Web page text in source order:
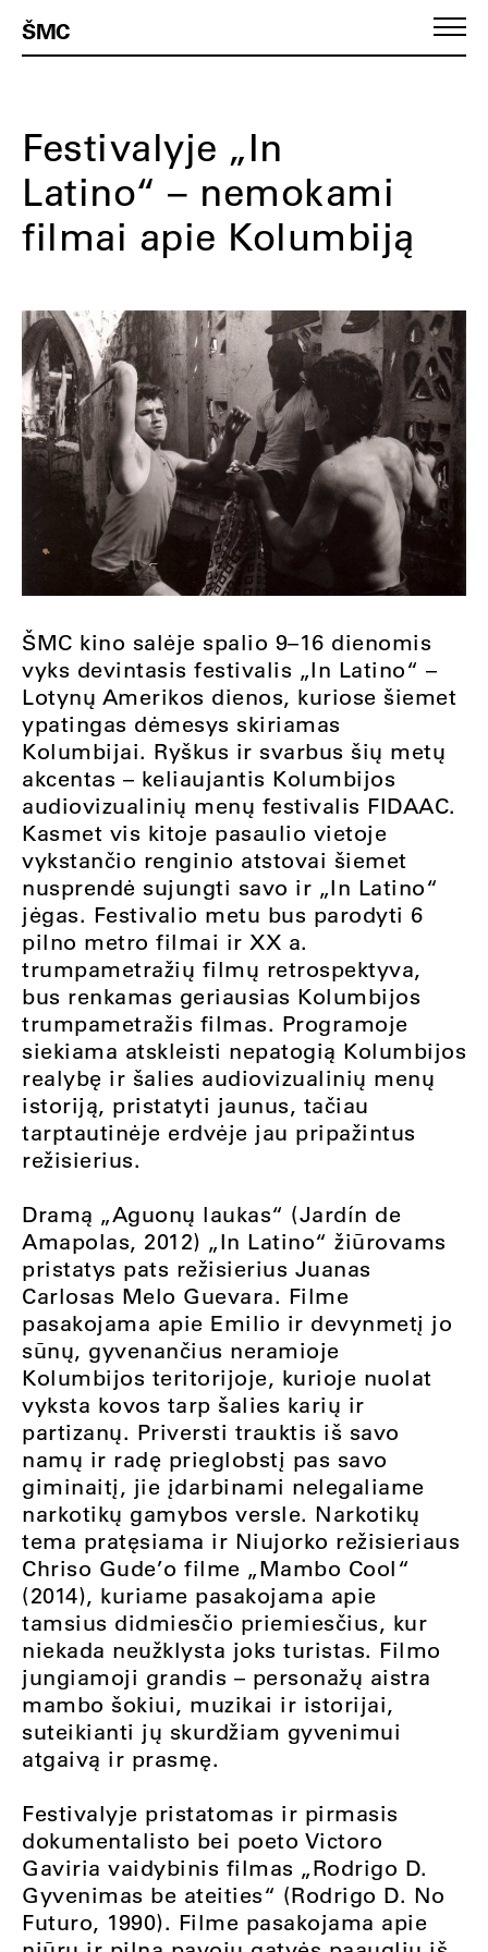
ŠMC
Festivalyje „In
Latino“ – nemokami
filmai apie Kolumbiją
ŠMC kino salėje spalio 9–16 dienomis
vyks devintasis festivalis „In Latino“ –
Lotynų Amerikos dienos, kuriose šiemet
ypatingas dėmesys skiriamas
Kolumbijai. Ryškus ir svarbus šių metų
akcentas – keliaujantis Kolumbijos
audiovizualinių menų festivalis FIDAAC.
Kasmet vis kitoje pasaulio vietoje
vykstančio renginio atstovai šiemet
nusprendė sujungti savo ir „In Latino“
jėgas. Festivalio metu bus parodyti 6
pilno metro filmai ir XX a.
trumpametražių filmų retrospektyva,
bus renkamas geriausias Kolumbijos
trumpametražis filmas. Programoje
siekiama atskleisti nepatogią Kolumbijos
realybę ir šalies audiovizualinių menų
istoriją, pristatyti jaunus, tačiau
tarptautinėje erdvėje jau pripažintus
režisierius.
Dramą „Aguonų laukas“ (Jardín de
Amapolas, 2012) „In Latino“ žiūrovams
pristatys pats režisierius Juanas
Carlosas Melo Guevara. Filme
pasakojama apie Emilio ir devynmetį jo
sūnų, gyvenančius neramioje
Kolumbijos teritorijoje, kurioje nuolat
vyksta kovos tarp šalies karių ir
partizanų. Priversti trauktis iš savo
namų ir radę prieglobstį pas savo
giminaitį, jie įdarbinami nelegaliame
narkotikų gamybos versle. Narkotikų
tema pratęsiama ir Niujorko režisieriaus
Chriso Gude’o filme „Mambo Cool“
(2014), kuriame pasakojama apie
tamsius didmiesčio priemiesčius, kur
niekada neužklysta joks turistas. Filmo
jungiamoji grandis – personažų aistra
mambo šokiui, muzikai ir istorijai,
suteikianti jų skurdžiam gyvenimui
atgaivą ir prasmę.
Festivalyje pristatomas ir pirmasis
dokumentalisto bei poeto Victoro
Gaviria vaidybinis filmas „Rodrigo D.
Gyvenimas be ateities“ (Rodrigo D. No
Futuro, 1990). Filme pasakojama apie